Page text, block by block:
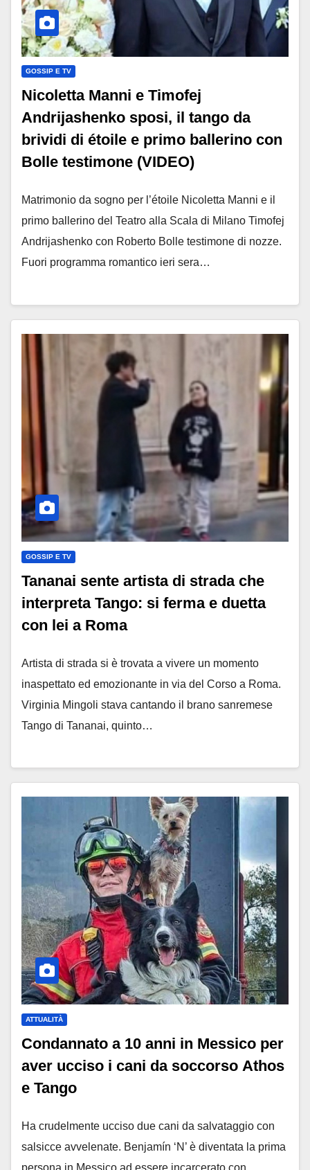
GOSSIP E TV
Nicoletta Manni e Timofej
Andrijashenko sposi, il tango da
brividi di étoile e primo ballerino con
Bolle testimone (VIDEO)
Matrimonio da sogno per l’étoile Nicoletta Manni e il
primo ballerino del Teatro alla Scala di Milano Timofej
Andrijashenko con Roberto Bolle testimone di nozze.
Fuori programma romantico ieri sera…
GOSSIP E TV
Tananai sente artista di strada che
interpreta Tango: si ferma e duetta
con lei a Roma
Artista di strada si è trovata a vivere un momento
inaspettato ed emozionante in via del Corso a Roma.
Virginia Mingoli stava cantando il brano sanremese
Tango di Tananai, quinto…
ATTUALITÀ
Condannato a 10 anni in Messico per
aver ucciso i cani da soccorso Athos
e Tango
Ha crudelmente ucciso due cani da salvataggio con
salsicce avvelenate. Benjamín ‘N’ è diventata la prima
persona in Messico ad essere incarcerato con